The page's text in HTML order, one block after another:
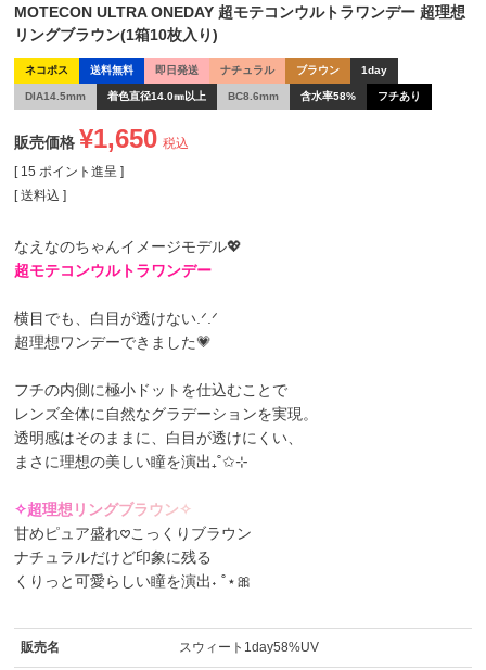
MOTECON ULTRA ONEDAY 超モテコンウルトラワンデー 超理想
リングブラウン(1箱10枚入り)
ネコポス 送料無料 即日発送 ナチュラル ブラウン 1day
DIA14.5mm 着色直径14.0㎜以上 BC8.6mm 含水率58% フチあり
販売価格 ¥1,650 税込
[ 15 ポイント進呈 ]
送料込
なえなのちゃんイメージモデル💖
超モテコンウルトラワンデー
横目でも、白目が透けない.ᐟ.ᐟ
超理想ワンデーできました💗
フチの内側に極小ドットを仕込むことで
レンズ全体に自然なグラデーションを実現。
透明感はそのままに、白目が透けにくい、
まさに理想の美しい瞳を演出₊˚✩⊹
✧超理想 リ ングブラ ウン✧
甘めピュア盛れ𖹭こっくりブラウン
ナチュラルだけど印象に残る
くりっと可愛らしい瞳を演出˖ ˚⋆🎀
販売名 スウィート1day58%UV